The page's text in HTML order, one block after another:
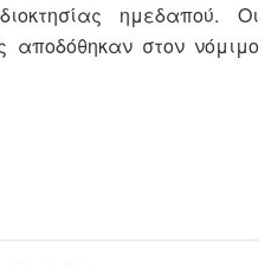
ημεδαπού. Οι
αποδόθηκαν στον νόμιμο